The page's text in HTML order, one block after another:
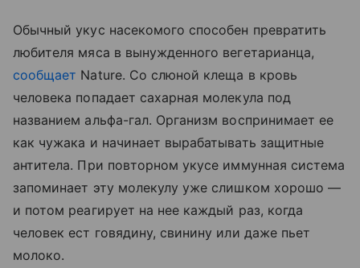
Обычный укус насекомого способен превратить
любителя мяса в вынужденного вегетарианца,
сообщает Nature. Со слюной клеща в кровь
человека попадает сахарная молекула под
названием альфа-гал. Организм воспринимает ее
как чужака и начинает вырабатывать защитные
антитела. При повторном укусе иммунная система
запоминает эту молекулу уже слишком хорошо —
и потом реагирует на нее каждый раз, когда
человек ест говядину, свинину или даже пьет
молоко.